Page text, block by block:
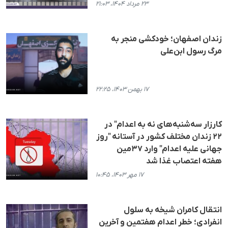
۲۳ مرداد ۱۴۰۴، ۲۱:۰۳
زندان اصفهان؛ خودکشی منجر به
مرگ رسول ابن‌علی
۱۷ بهمن ۱۴۰۳، ۲۲:۲۵
کارزار سه‌شنبه‌های نه به اعدام" در
۲۲ زندان مختلف کشور در آستانه "روز
جهانی علیه اعدام" وارد ۳۷مین
هفته اعتصاب غذا شد
۱۷ مهر ۱۴۰۳، ۱۰:۴۵
انتقال کامران شیخه به سلول
انفرادی؛ خطر اعدام هفتمین و آخرین